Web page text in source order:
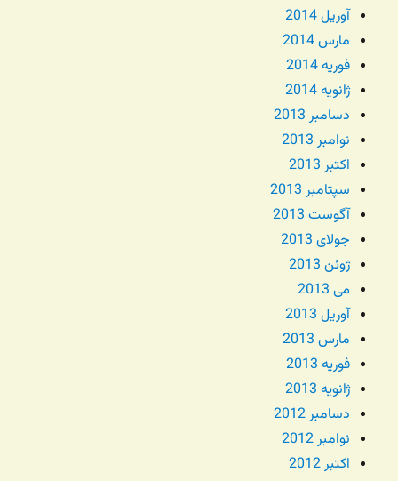
آوریل 2014
مارس 2014
فوریه 2014
ژانویه 2014
دسامبر 2013
نوامبر 2013
اکتبر 2013
سپتامبر 2013
آگوست 2013
جولای 2013
ژوئن 2013
می 2013
آوریل 2013
مارس 2013
فوریه 2013
ژانویه 2013
دسامبر 2012
نوامبر 2012
اکتبر 2012